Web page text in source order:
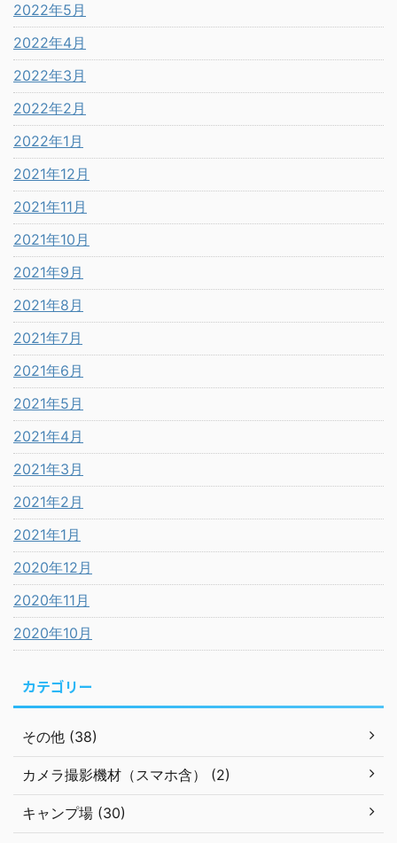
2022年5月
2022年4月
2022年3月
2022年2月
2022年1月
2021年12月
2021年11月
2021年10月
2021年9月
2021年8月
2021年7月
2021年6月
2021年5月
2021年4月
2021年3月
2021年2月
2021年1月
2020年12月
2020年11月
2020年10月
カテゴリー
その他 (38)
カメラ撮影機材（スマホ含） (2)
キャンプ場 (30)